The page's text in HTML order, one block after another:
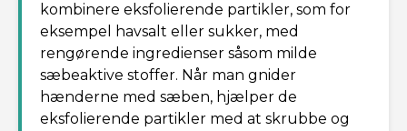
kombinere eksfolierende partikler, som for
eksempel havsalt eller sukker, med
rengørende ingredienser såsom milde
sæbeaktive stoffer. Når man gnider
hænderne med sæben, hjælper de
eksfolierende partikler med at skrubbe og